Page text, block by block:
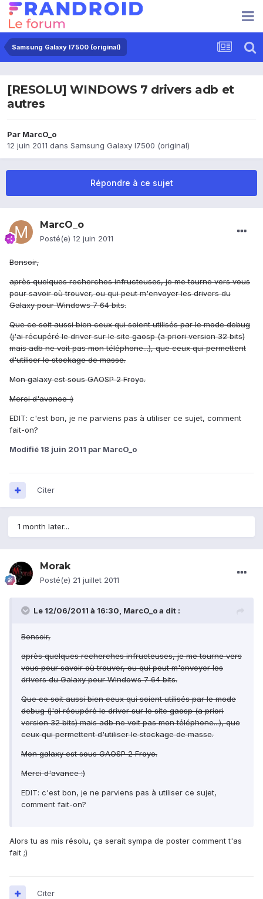
Samsung Galaxy I7500 (original)
[RESOLU] WINDOWS 7 drivers adb et
autres
Par MarcO_o
12 juin 2011 dans Samsung Galaxy I7500 (original)
Répondre à ce sujet
MarcO_o
Posté(e) 12 juin 2011
Bonsoir,
après quelques recherches infructeuses, je me tourne vers vous
pour savoir où trouver, ou qui peut m'envoyer les drivers du
Galaxy pour Windows 7 64 bits.
Que ce soit aussi bien ceux qui soient utilisés par le mode debug
(j'ai récupéré le driver sur le site gaosp (a priori version 32 bits)
mais adb ne voit pas mon téléphone...), que ceux qui permettent
d'utiliser le stockage de masse.
Mon galaxy est sous GAOSP 2 Froyo.
Merci d'avance :)
EDIT: c'est bon, je ne parviens pas à utiliser ce sujet, comment
fait-on?
Modifié 18 juin 2011 par MarcO_o
Citer
1 month later...
Morak
Posté(e) 21 juillet 2011
Le 12/06/2011 à 16:30, MarcO_o a dit :
Bonsoir,
après quelques recherches infructeuses, je me tourne vers
vous pour savoir où trouver, ou qui peut m'envoyer les
drivers du Galaxy pour Windows 7 64 bits.
Que ce soit aussi bien ceux qui soient utilisés par le mode
debug (j'ai récupéré le driver sur le site gaosp (a priori
version 32 bits) mais adb ne voit pas mon téléphone...), que
ceux qui permettent d'utiliser le stockage de masse.
Mon galaxy est sous GAOSP 2 Froyo.
Merci d'avance :)
EDIT: c'est bon, je ne parviens pas à utiliser ce sujet,
comment fait-on?
Alors tu as mis résolu, ça serait sympa de poster comment t'as
fait ;)
Citer